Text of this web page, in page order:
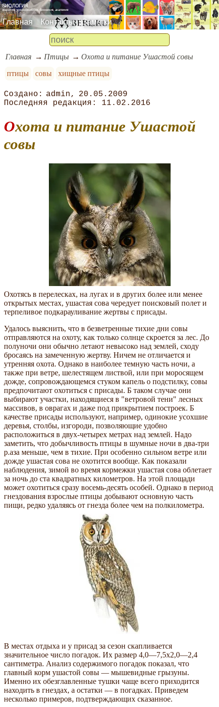
Главная Контакты Заметки
Главная Птицы
Охота и питание Ушастой совы
птицы
совы хищные птицы
admin
20.05.2009
11.02.2016
Охота и питание Ушастой
совы
Охотясь в перелесках, на лугах и в других более или менее
открытых местах, ушастая сова чередует поисковый полет и
терпеливое подкарауливание жертвы с присады.
Удалось выяснить, что в безветренные тихие дни совы
отправляются на охоту, как только солнце скроется за лес. До
полуночи они обычно летают невысоко над землей, сходу
бросаясь на замеченную жертву. Ничем не отличается и
утренняя охота. Однако в наиболее темную часть ночи, а
также при ветре, шелестящем листвой, или при моросящем
дожде, сопровождающемся стуком капель о подстилку, совы
предпочитают охотиться с присады. Б таком случае они
выбирают участки, находящиеся в "ветровой тени" лесных
массивов, в оврагах и даже под прикрытием построек. Б
качестве присады используют, например, одинокие усохшие
деревья, столбы, изгороди, позволяющие удобно
расположиться в двух-четырех метрах над землей. Надо
заметить, что добычливость птицы в шумные ночи в два-три
р.аза меньше, чем в тихие. При особенно сильном ветре или
дожде ушастая сова не охотится вообще. Как показали
наблюдения, зимой во время кормежки ушастая сова облетает
за ночь до ста квадратных километров. На этой площади
может охотиться сразу восемь-десять особей. Однако в период
гнездования взрослые птицы добывают основную часть
пищи, редко удаляясь от гнезда более чем на полкилометра.
В местах отдыха и у присад за сезон скапливается
значительное число погадок. Их размер 4,0—7,5x2,0—2,4
сантиметра. Анализ содержимого погадок показал, что
главный корм ушастой совы — мышевидные грызуны.
Именно их обезглавленные тушки чаще всего приходится
находить в гнездах, а остатки — в погадках. Приведем
несколько примеров, подтверждающих сказанное.